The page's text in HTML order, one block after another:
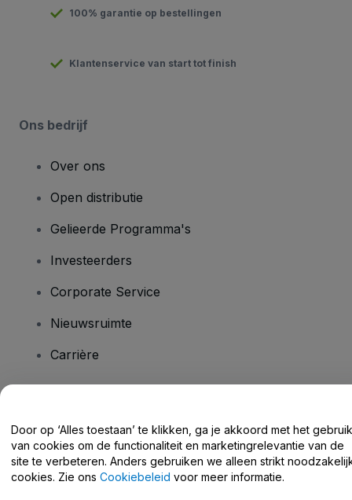
100% garantie op bestellingen
Klantenservice van start tot finish
Ons bedrijf
Over ons
Open distributie
Gelieerde Programma's
Investeerders
Corporate Service
Nieuwsruimte
Carrière
Helpcentrum / Neem Contact Met Ons Op
Door op ‘Alles toestaan’ te klikken, ga je akkoord met het gebruik
van cookies om de functionaliteit en marketingrelevantie van de
site te verbeteren. Anders gebruiken we alleen strikt
cookies. Zie ons Cookiebeleid voor meer informatie.